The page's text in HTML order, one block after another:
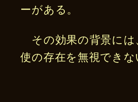
ーがある。
その効果の背景には
使の存在を無視できな